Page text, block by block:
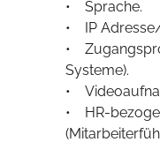
• Sprache.
• IP
•
Systeme).
•
• HR-